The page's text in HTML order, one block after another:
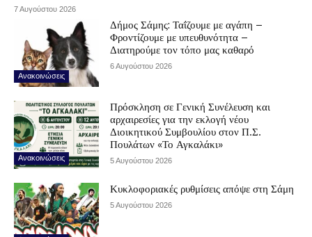
7 Αυγούστου 2026
Ανακοινώσεις
Δήμος Σάμης: Ταΐζουμε με αγάπη –
Φροντίζουμε με υπευθυνότητα –
Διατηρούμε τον τόπο μας καθαρό
6 Αυγούστου 2026
Ανακοινώσεις
Πρόσκληση σε Γενική Συνέλευση και
αρχαιρεσίες για την εκλογή νέου
Διοικητικού Συμβουλίου στον Π.Σ.
Πουλάτων «Το Αγκαλάκι»
5 Αυγούστου 2026
Κυκλοφοριακές ρυθμίσεις απόψε στη Σάμη
5 Αυγούστου 2026